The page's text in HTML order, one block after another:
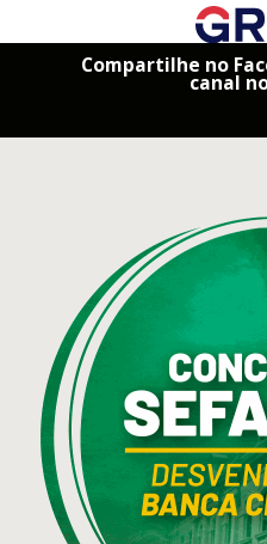
Compartilhe no
canal